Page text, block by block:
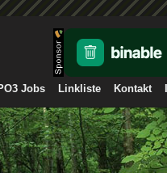
Jobs Linkliste Kontakt